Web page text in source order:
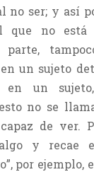
no ser; y así
no está
un sujeto
en un
no se
de ver.
y recae
por ejemplo,